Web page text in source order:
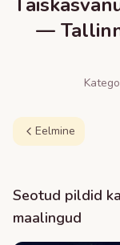
—
Eelmine
Seotud pildid
maalingud